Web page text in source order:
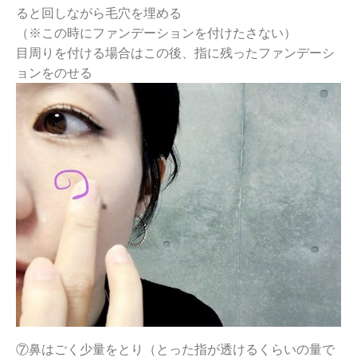
ると回しながら毛穴を埋める
（※この時にファンデーションを付けたさない）
目周りを付ける場合はこの後、指に残ったファンデーシ
ョンをのせる
⑦鼻はごく少量をとり（とった指が透けるくらいの量で